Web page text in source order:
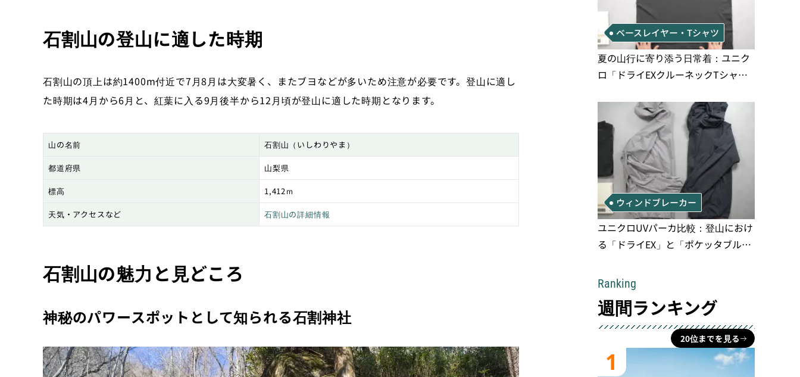
石割山の登山に適した時期
石割山の頂上は約1400m付近で7月8月は大変暑く、またブヨなどが多いため注意が必要です。登山に適し
た時期は4月から6月と、紅葉に入る9月後半から12月頃が登山に適した時期となります。
山の名前 石割山（いしわりやま）
都道府県 山梨県
標高 1,412ｍ
天気・アクセスなど 石割山の詳細情報
石割山の魅力と見どころ
神秘のパワースポットとして知られる石割神社
ベースレイヤー・Tシャツ
夏の山行に寄り添う日常着：ユニク
ロ「ドライEXクルーネックTシャ
ウィンドブレーカー
ユニクロUVパーカ比較：登山におけ
る「ドライEX」と「ポケッタブル」
Ranking
週間ランキング
20位までを見る
1